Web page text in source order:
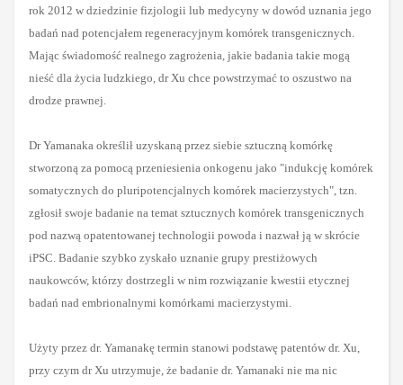
rok 2012 w dziedzinie fizjologii lub medycyny w dowód uznania jego
badań nad potencjałem regeneracyjnym komórek transgenicznych.
Mając świadomość realnego zagrożenia, jakie badania takie mogą
nieść dla życia ludzkiego, dr Xu chce powstrzymać to oszustwo na
drodze prawnej.
Dr Yamanaka określił uzyskaną przez siebie sztuczną komórkę
stworzoną za pomocą przeniesienia onkogenu jako "indukcję komórek
somatycznych do pluripotencjalnych komórek macierzystych", tzn.
zgłosił swoje badanie na temat sztucznych komórek transgenicznych
pod nazwą opatentowanej technologii powoda i nazwał ją w skrócie
iPSC. Badanie szybko zyskało uznanie grupy prestiżowych
naukowców, którzy dostrzegli w nim rozwiązanie kwestii etycznej
badań nad embrionalnymi komórkami macierzystymi.
Użyty przez dr. Yamanakę termin stanowi podstawę patentów dr. Xu,
przy czym dr Xu utrzymuje, że badanie dr. Yamanaki nie ma nic